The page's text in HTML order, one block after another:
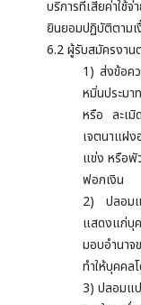
บริการที่เสียค่าใช้
ยินยอมปฏิบัติตามเ
6.2 ผู้รับสมัครงาน
1) ส่งข้อค
หมิ่นประมา
หรือ ละเ
เจตนาแฝ
แข่ง หรือพั
ฟอกเงิน
2) ปลอมแ
แสดงแก่บุ
มอบอำนา
ทำให้บุคคล
3) ปลอมแ